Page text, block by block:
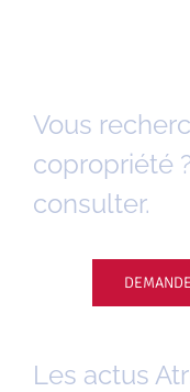
Vous
copropriété
consulter.
Les actus